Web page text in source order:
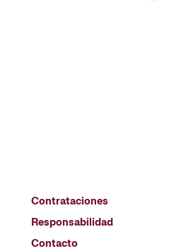
Contrataciones
Responsabilidad
Contacto